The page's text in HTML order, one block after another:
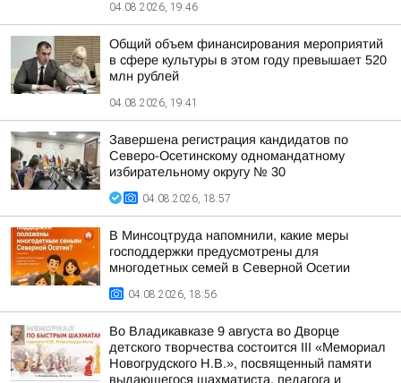
04.08.2026, 19:46
Общий объем финансирования мероприятий
в сфере культуры в этом году превышает 520
млн рублей
04.08.2026, 19:41
Завершена регистрация кандидатов по
Северо-Осетинскому одномандатному
избирательному округу № 30
04.08.2026, 18:57
В Минсоцтруда напомнили, какие меры
господдержки предусмотрены для
многодетных семей в Северной Осетии
04.08.2026, 18:56
Во Владикавказе 9 августа во Дворце
детского творчества состоится III «Мемориал
Новогрудского Н.В.», посвященный памяти
выдающегося шахматиста, педагога и